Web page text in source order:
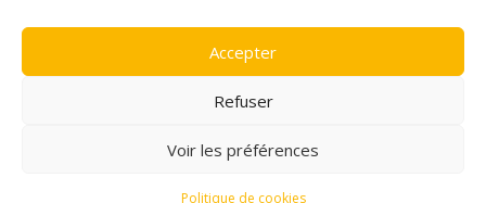
Accepter
Refuser
Voir les préférences
Politique de cookies
Création Ace Medias